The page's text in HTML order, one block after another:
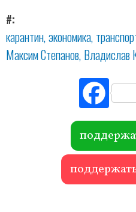
#
карантин экономика
Максим Степанов Владислав
Fac
ok